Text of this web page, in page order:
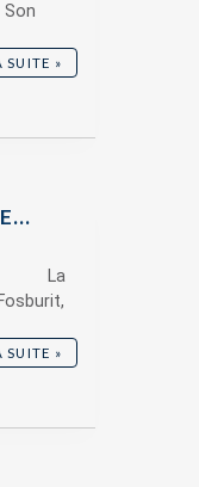
SUITE »
La
SUITE »